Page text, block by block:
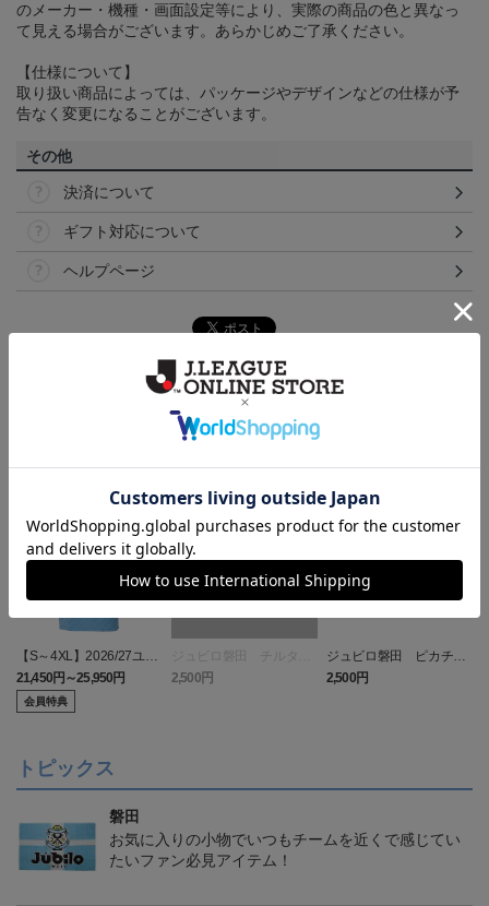
のメーカー・機種・画面設定等により、実際の商品の色と異なっ
て見える場合がございます。あらかじめご了承ください。
【仕様について】
取り扱い商品によっては、パッケージやデザインなどの仕様が予
告なく変更になることがございます。
その他
決済について
ギフト対応について
ヘルプページ
【S～4XL】2026/27ユニ
フォーム オーセンティッ
クモデル:FP1st
21,450円～25,950円
会員特典
ジュビロ磐田 チルタリ
ス タオルマフラー
2,500円
ジュビロ磐田 ピカチュ
ウ タオルマフラー
2,500円
トピックス
磐田
お気に入りの小物でいつもチームを近くで感じてい
たいファン必見アイテム！